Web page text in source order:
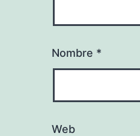
Nombre *
Web